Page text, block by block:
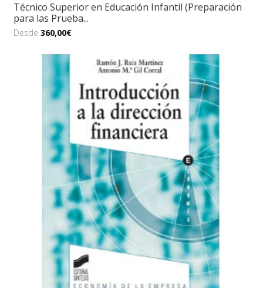
Técnico Superior en Educación Infantil (Preparación
para las Prueba...
Desde 360,00€